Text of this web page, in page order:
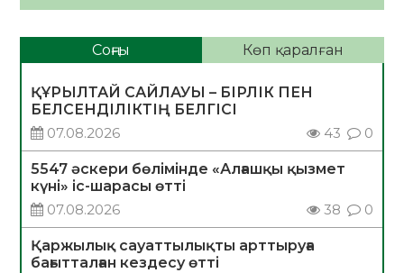
Соңғы Көп қаралған
ҚҰРЫЛТАЙ САЙЛАУЫ – БІРЛІК ПЕН
БЕЛСЕНДІЛІКТІҢ БЕЛГІСІ
07.08.2026
43 0
5547 әскери бөлімінде «Алғашқы қызмет
күні» іс-шарасы өтті
07.08.2026
38 0
Қаржылық сауаттылықты арттыруға
бағытталған кездесу өтті